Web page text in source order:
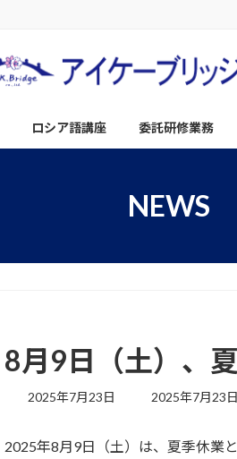
ロシア語講座 委託研修業務
NEWS
8月9日（土）、
2025年7月23日
最
新
2025年7月23日
2025年8月9日（土）は、夏季休業